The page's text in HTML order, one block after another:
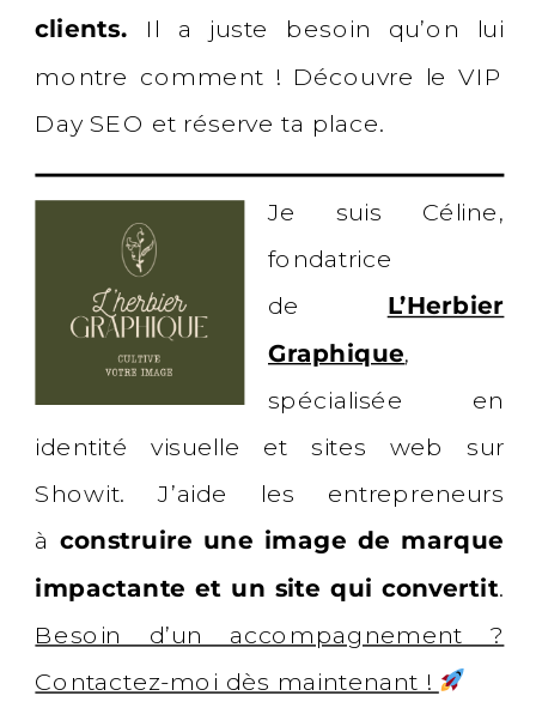
clients. Il a juste besoin qu’on lui
montre comment ! Découvre le VIP
Day SEO et réserve ta place.
Je suis Céline,
fondatrice
de L’Herbier
Graphique,
spécialisée en
identité visuelle et sites web sur
Showit. J’aide les entrepreneurs
àconstruire une image de marque
impactante et un site qui convertit.
Besoin d’un accompagnement ?
Contactez-moi dès maintenant !